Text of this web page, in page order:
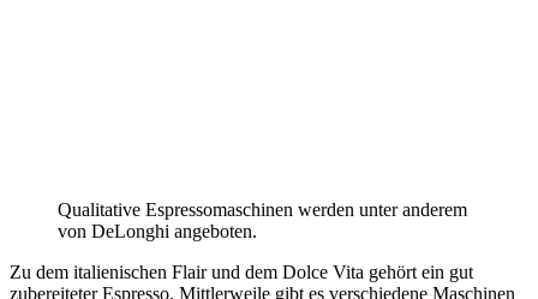
Qualitative Espressomaschinen werden unter anderem
von DeLonghi angeboten.
Zu dem italienischen Flair und dem Dolce Vita gehört ein gut
zubereiteter Espresso. Mittlerweile gibt es verschiedene Maschinen